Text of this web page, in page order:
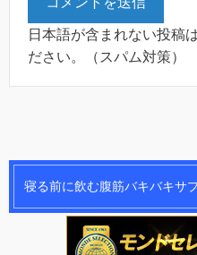
日本語が含まれない投稿
ださい。（スパム対策）
寝る前に飲む腹筋バキバキサ